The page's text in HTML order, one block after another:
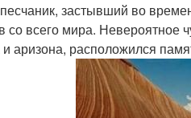
застывший во
со всего мира. Невероятное
аризона, расположился